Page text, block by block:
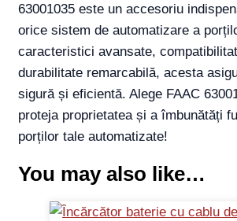
63001035 este un accesoriu
orice sistem de automatizare a
caracteristici avansate,
durabilitate remarcabilă, acesta
sigură și eficientă. Alege FAAC
proteja proprietatea și a îmbunătăți
porților tale automatizate!
You may also like…